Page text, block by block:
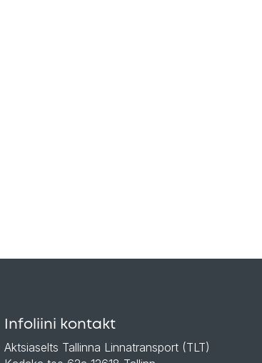
Infoliini kontakt
Aktsiaselts Tallinna Linnatransport (TLT)